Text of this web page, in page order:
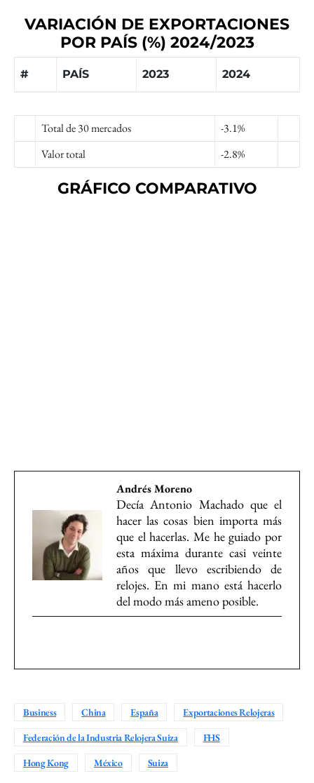
VARIACIÓN DE EXPORTACIONES
POR PAÍS (%) 2024/2023
# PAÍS 2023 2024
Total de 30 mercados
-3.1%
Valor total
-2.8%
GRÁFICO COMPARATIVO
Andrés Moreno
Decía Antonio Machado que el
hacer las cosas bien importa más
que el hacerlas. Me he guiado por
esta máxima durante casi veinte
años que llevo escribiendo de
relojes. En mi mano está hacerlo
del modo más ameno posible.
Business China España
Exportaciones Relojeras
Federación de la Industria Relojera Suiza
FHS
Hong Kong
México Suiza